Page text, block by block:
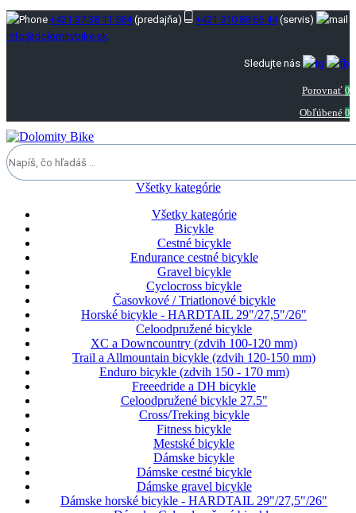
+421 37 38 11 584(predajňa) +421 910 88 66 44(servis)
info@dolomitybike.sk
Sledujte nás
Porovnať 0
Obľúbené 0
Všetky kategórie
Všetky kategórie
Bicykle
Cestné bicykle
Endurance cestné bicykle
Gravel bicykle
Cyclocross bicykle
Časovkové / Triatlonové bicykle
Horské bicykle - HARDTAIL 29"/27,5"/26"
Celoodpružené bicykle
XC a Downcountry (zdvih 100-120 mm)
Trail a Allmountain bicykle (zdvih 120-150 mm)
Enduro bicykle (zdvih 150 - 170 mm)
Freeedride a DH bicykle
Celoodpružené bicykle 27.5"
Cross/Treking bicykle
Fitness bicykle
Mestské bicykle
Dámske bicykle
Dámske cestné bicykle
Dámske gravel bicykle
Dámske horské bicykle - HARDTAIL 29"/27,5"/26"